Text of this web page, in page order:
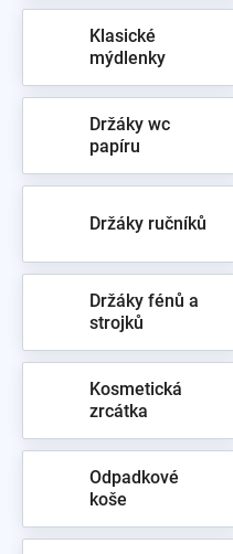
Klasické
mýdlenky
Držáky wc
papíru
Držáky ručníků
Držáky fénů a
strojků
Kosmetická
zrcátka
Odpadkové
koše